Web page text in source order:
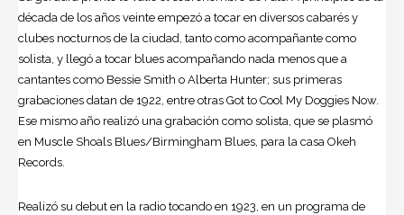
década de los años veinte empezó a tocar en diversos cabarés y
clubes nocturnos de la ciudad, tanto como acompañante como
solista, y llegó a tocar blues acompañando nada menos que a
cantantes como Bessie Smith o Alberta Hunter; sus primeras
grabaciones datan de 1922, entre otras Got to Cool My Doggies Now.
Ese mismo año realizó una grabación como solista, que se plasmó
en Muscle Shoals Blues/Birmingham Blues, para la casa Okeh
Records.
Realizó su debut en la radio tocando en 1923, en un programa de